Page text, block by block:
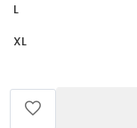
L
XL